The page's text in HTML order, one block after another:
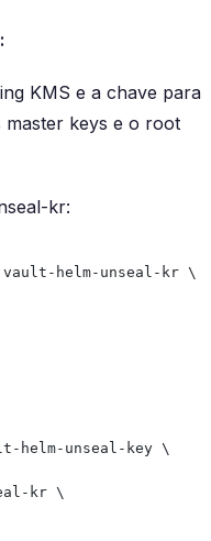
KMS e a chave para
keys e o root
kr:
vault-helm-unseal-kr \
helm-unseal-key \
kr \